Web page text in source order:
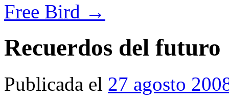
Free Bird →
Recuerdos del futuro
Publicada el 27 agosto